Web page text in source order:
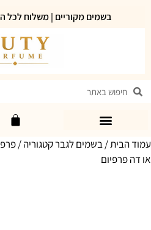
בשמים מקוריים | משלוח לכל
עמוד הבית/בשמים לגבר קטגוריה
או דה פרפיום